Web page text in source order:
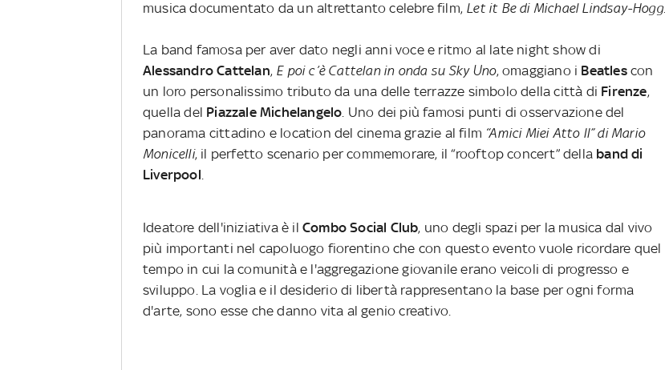
musica documentato da un altrettanto celebre film, Let it Be di Michael Lindsay-Hogg.
La band famosa per aver dato negli anni voce e ritmo al late night show di
Alessandro Cattelan, E poi c’è Cattelan in onda su Sky Uno, omaggiano i Beatlescon
un loro personalissimo tributo da una delle terrazze simbolo della città di Firenze,
quella del Piazzale Michelangelo . Uno dei più famosi punti di osservazione del
panorama cittadino e location del cinema grazie al film “Amici Miei Atto II” di Mario
Monicelli, il perfetto scenario per commemorare, il “rooftop concert” della band di
Liverpool
Ideatore dell'iniziativa è il Combo Social Club, uno degli spazi per la musica dal vivo
più importanti nel capoluogo fiorentino che con questo evento vuole ricordare quel
tempo in cui la comunità e l'aggregazione giovanile erano veicoli di progresso e
sviluppo. La voglia e il desiderio di libertà rappresentano la base per ogni forma
d'arte, sono esse che danno vita al genio creativo.